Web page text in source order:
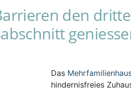
den
Das
hindernisfreies